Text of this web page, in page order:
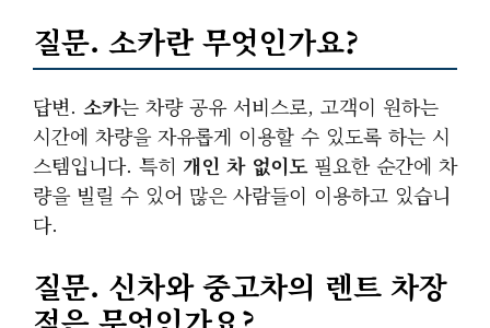
질문. 소카란 무엇인가요?
답변. 소카는 차량 공유 서비스로, 고객이 원하는
시간에 차량을 자유롭게 이용할 수 있도록 하는 시
스템입니다. 특히 개인 차 없이도필요한 순간에 차
량을 빌릴 수 있어 많은 사람들이 이용하고 있습니
다.
질문. 신차와중고차의 렌트 차장